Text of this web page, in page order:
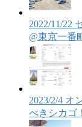
2022/11/22
@東京一番
2023/2/4 オ
べきシカゴ